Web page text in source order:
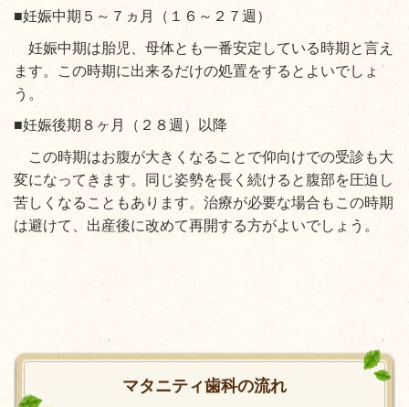
■妊娠中期５～７ヵ月（１６～２７週）
妊娠中期は胎児、母体とも一番安定している時期と言え
ます。この時期に出来るだけの処置をするとよいでしょ
う。
■妊娠後期８ヶ月（２８週）以降
この時期はお腹が大きくなることで仰向けでの受診も大
変になってきます。同じ姿勢を長く続けると腹部を圧迫し
苦しくなることもあります。治療が必要な場合もこの時期
は避けて、出産後に改めて再開する方がよいでしょう。
マタニティ歯科の流れ